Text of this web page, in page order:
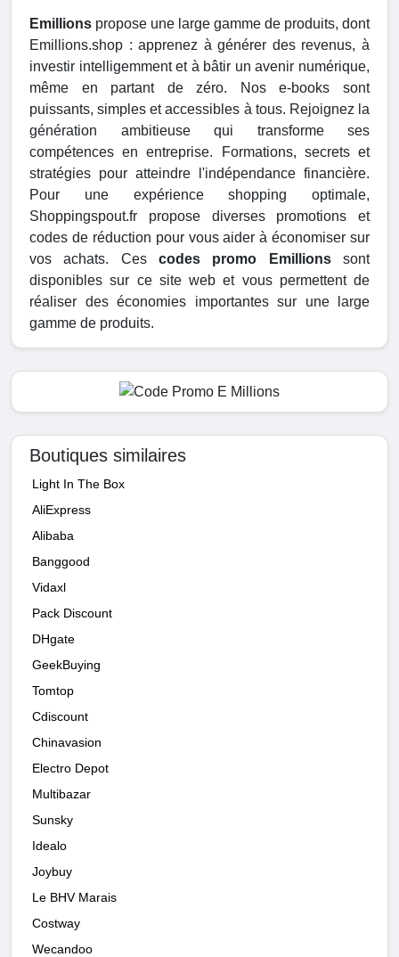
Emillions propose une large gamme de produits, dont
Emillions.shop : apprenez à générer des revenus, à
investir intelligemment et à bâtir un avenir numérique,
même en partant de zéro. Nos e-books sont
puissants, simples et accessibles à tous. Rejoignez la
génération ambitieuse qui transforme ses
compétences en entreprise. Formations, secrets et
stratégies pour atteindre l'indépendance financière.
Pour une expérience shopping optimale,
Shoppingspout.fr propose diverses promotions et
codes de réduction pour vous aider à économiser sur
vos achats. Ces codes promo Emillionssont
disponibles sur ce site web et vous permettent de
réaliser des économies importantes sur une large
gamme de produits.
Boutiques similaires
Light In The Box
AliExpress
Alibaba
Banggood
Vidaxl
Pack Discount
DHgate
GeekBuying
Tomtop
Cdiscount
Chinavasion
Electro Depot
Multibazar
Sunsky
Idealo
Joybuy
Le BHV Marais
Costway
Wecandoo